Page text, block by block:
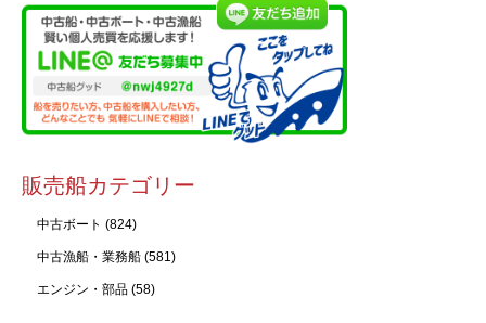
販売船カテゴリー
中古ボート (824)
中古漁船・業務船 (581)
エンジン・部品 (58)